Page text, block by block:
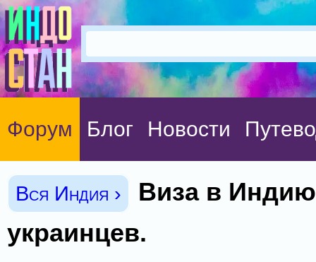
Форум Блог Новости
Вся Индия ›
Виза в
украинцев.